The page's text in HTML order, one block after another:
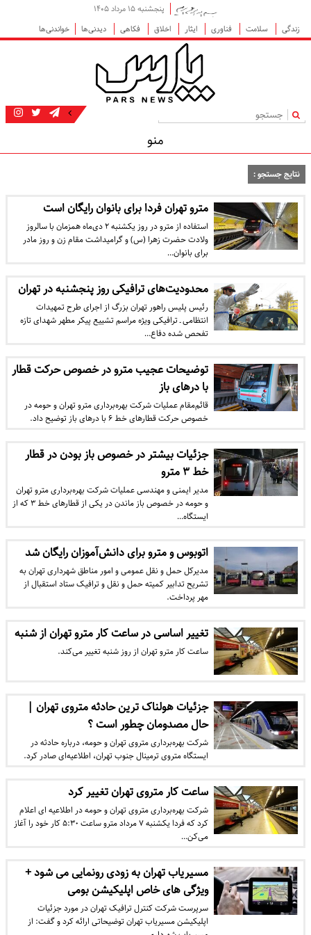
پنجشنبه ۱۵ مرداد ۱۴۰۵
زندگی
سلامت فناوری ایثار اخلاق فکاهی دیدنی‌ها خواندنی‌ها
|
منو
نتایج جستجو :
مترو تهران فردا برای بانوان رایگان است
استفاده از مترو در روز یکشنبه ۲ دی‌ماه همزمان با سالروز
ولادت حضرت زهرا (س) و گرامیداشت مقام زن و روز مادر
برای بانوان…
محدودیت‌های ترافیکی روز پنجشنبه در تهران
رئیس پلیس راهور تهران بزرگ از اجرای طرح تمهیدات
انتظامی ـ ترافیکی ویژه مراسم تشییع پیکر مطهر شهدای تازه
تفحص شده دفاع…
توضیحات عجیب مترو در خصوص حرکت قطار
با درهای باز
قائم‌مقام عملیات شرکت بهره‌برداری مترو تهران و حومه در
خصوص حرکت قطارهای خط ۶ با درهای باز توضیح داد.
جزئیات بیشتر در خصوص باز بودن در قطار
خط ۳ مترو
مدیر ایمنی و مهندسی عملیات شرکت بهره‌برداری مترو تهران
و حومه در خصوص باز ماندن در یکی از قطار‌های خط ۳ که از
ایستگاه…
اتوبوس و مترو برای دانش‌آموزان رایگان شد
مدیرکل حمل و نقل عمومی و امور مناطق شهرداری تهران به
تشریح تدابیر کمیته حمل و نقل و ترافیک ستاد استقبال از
مهر پرداخت.
تغییر اساسی در ساعت کار مترو تهران از شنبه
ساعت کار مترو تهران از روز شنبه تغییر می‌کند.
جزئیات هولناک ترین حادثه متروی تهران |
حال مصدومان چطور است ؟
شرکت بهره‌برداری متروی تهران و حومه، درباره حادثه در
ایستگاه متروی ترمینال جنوب تهران، اطلاعیه‌ای صادر کرد.
ساعت کار متروی تهران تغییر کرد
شرکت بهره‌برداری متروی تهران و حومه در اطلاعیه ای اعلام
کرد که فردا یکشنبه ۷ مرداد مترو ساعت ۵:۳۰ کار خود را آغاز
می‌کن…
مسیریاب تهران به زودی رونمایی می شود +
ویژگی های خاص اپلیکیشن بومی
سرپرست شرکت کنترل ترافیک تهران در مورد جزئیات
اپلیکیشن مسیریاب تهران توضیحاتی ارائه کرد و گفت: از